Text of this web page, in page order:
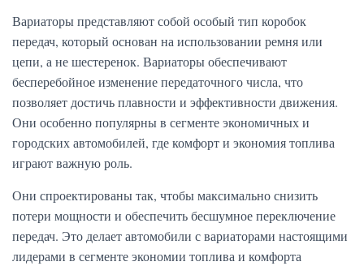
Вариаторы представляют собой особый тип коробок
передач, который основан на использовании ремня или
цепи, а не шестеренок. Вариаторы обеспечивают
бесперебойное изменение передаточного числа, что
позволяет достичь плавности и эффективности движения.
Они особенно популярны в сегменте экономичных и
городских автомобилей, где комфорт и экономия топлива
играют важную роль.
Они спроектированы так, чтобы максимально снизить
потери мощности и обеспечить бесшумное переключение
передач. Это делает автомобили с вариаторами настоящими
лидерами в сегменте экономии топлива и комфорта